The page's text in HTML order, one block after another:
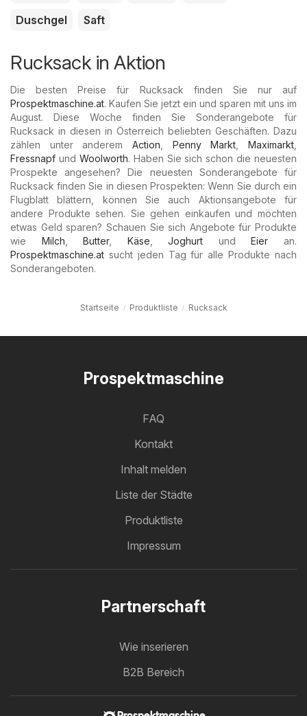
Duschgel
Saft
Rucksack in Aktion
Die besten Preise für Rucksack finden Sie nur auf
Prospektmaschine.at. Kaufen Sie jetzt ein und sparen mit uns im
August. Diese Woche finden Sie Sonderangebote für
Rucksack in diesen in Österreich beliebten Geschäften. Dazu
zählen unter anderem Action Penny Markt ,Maximarkt
Fressnapf und Woolworth. Haben Sie sich schon die neuesten
Prospekte angesehen? Die neuesten Sonderangebote für
Rucksack finden Sie in diesen Prospekten: Wenn Sie durch ein
Flugblatt blättern, können Sie auch Aktionsangebote für
andere Produkte sehen. Sie gehen einkaufen und möchten
etwas Geld sparen? Schauen Sie sich Angebote für Produkte
wie Milch ,Butter, Käse ,Joghurt undEier an.
Prospektmaschine.at sucht jeden Tag für alle Produkte nach
Sonderangeboten.
Startseite Produktliste Rucksack
Prospektmaschine
FAQ
Kontakt
Inhalt melden
Liste der Städte
Produktliste
Impressum
Partnerschaft
Wie inserieren
B2B Bereich